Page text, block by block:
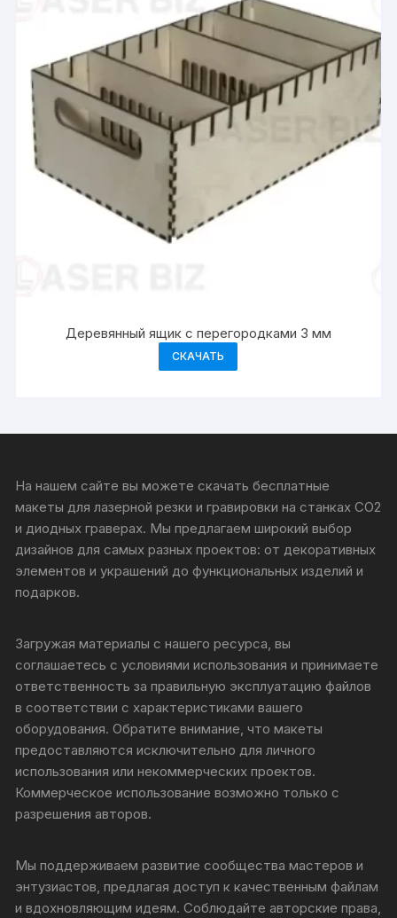
Деревянный ящик с перегородками 3 мм
СКАЧАТЬ
На нашем сайте вы можете скачать бесплатные
макеты для лазерной резки и гравировки на станках CO2
и диодных граверах. Мы предлагаем широкий выбор
дизайнов для самых разных проектов: от декоративных
элементов и украшений до функциональных изделий и
подарков.
Загружая материалы с нашего ресурса, вы
соглашаетесь с условиями использования и принимаете
ответственность за правильную эксплуатацию файлов
в соответствии с характеристиками вашего
оборудования. Обратите внимание, что макеты
предоставляются исключительно для личного
использования или некоммерческих проектов.
Коммерческое использование возможно только с
разрешения авторов.
Мы поддерживаем развитие сообщества мастеров и
энтузиастов, предлагая доступ к качественным файлам
и вдохновляющим идеям. Соблюдайте авторские права,